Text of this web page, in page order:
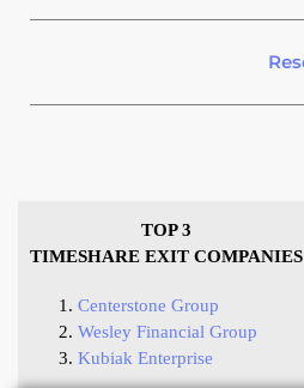
TOP 3
TIMESHARE EXIT COMPANIES
Centerstone Group
Wesley Financial Group
Kubiak Enterprise